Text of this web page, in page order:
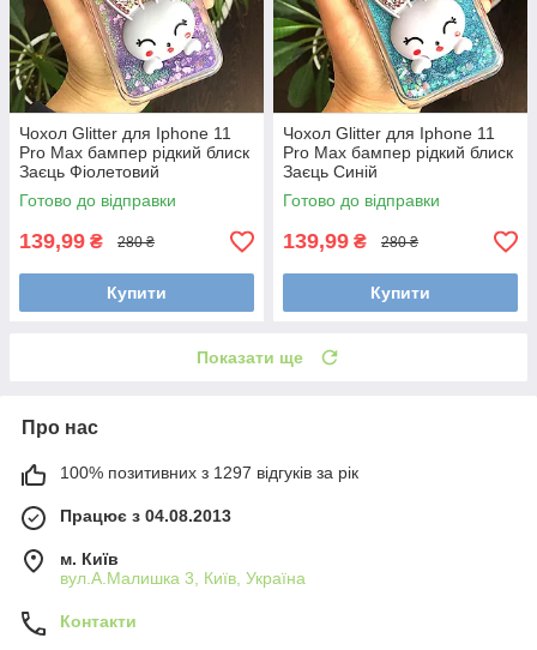
Чохол Glitter для Iphone 11
Pro Max бампер рідкий блиск
Заєць Фіолетовий
Готово до відправки
139,99 ₴ 280 ₴
Купити
Чохол Glitter для Iphone 11
Pro Max бампер рідкий блиск
Заєць Синій
Готово до відправки
139,99 ₴ 280 ₴
Купити
Показати ще
Про нас
100% позитивних з 1297 відгуків за рік
Працює з 04.08.2013
м. Київ
вул.А.Малишка 3, Київ, Україна
Контакти